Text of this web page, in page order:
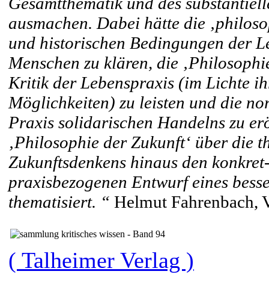
ausmachen. Dabei hätte die
und historischen Bedingungen der
Menschen zu klären, die
Kritik der Lebenspraxis (im Lichte
Möglichkeiten) zu leisten und die
Praxis solidarischen Handelns zu
‚Philosophie der Zukunft‘ über die
Zukunftsdenkens hinaus den
praxisbezogenen Entwurf eines
thematisiert. “ Helmut Fahrenbach,
( Talheimer Verlag )